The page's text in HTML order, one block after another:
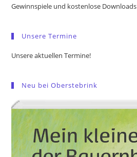
Gewinnspiele und kostenlose Downloads
Unsere Termine
Unsere aktuellen Termine!
Neu bei Oberstebrink